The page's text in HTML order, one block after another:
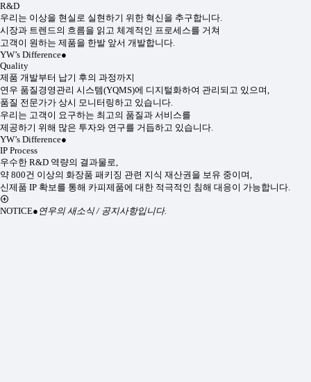
R&D
우리는 이상을 현실로 실현하기 위한 혁신을 추구합니다.
시장과 트렌드의 흐름을 읽고 체계적인 프로세스를 거쳐
고객이 원하는 제품을 한발 앞서 개발합니다.
YW’s Difference●
Quality
제품 개발부터 납기 후의 과정까지
연우 품질경영관리 시스템(YQMS)에 디지털화하여 관리되고 있으며,
품질 전문가가 상시 모니터링하고 있습니다.
우리는 고객이 요구하는 최고의 품질과 서비스를
제공하기 위해 많은 투자와 연구를 거듭하고 있습니다.
YW’s Difference●
IP Process
우수한 R&D 역량의 결과물로,
약 800건 이상의 화장품 패키징 관련 지식 재산권을 보유 중이며,
신제품 IP 확보를 통해 카피제품에 대한 적극적인 침해 대응이 가능합니다.
NOTICE● 연우의 새소식 / 공지사항입니다.